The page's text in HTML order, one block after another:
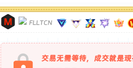
FLLTCN
交易无需等待，成交就是